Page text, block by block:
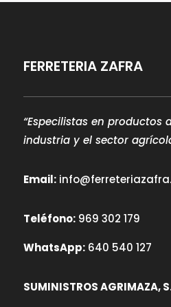
FERRETERIA ZAFRA
“Especilistas en productos
industria y el sector
Email:
Teléfono:969 302 179
WhatsApp:640 540 127
SUMINISTROS AGRIMAZA,